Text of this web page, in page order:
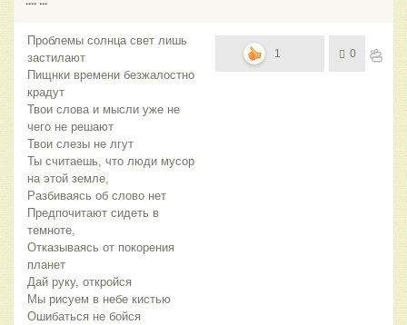
Проблемы солнца свет лишь
застилают
Пищнки времени безжалостно
крадут
Твои слова и мысли уже не
чего не решают
Твои слезы не лгут
Ты считаешь, что люди мусор
на этой земле,
Разбиваясь об слово нет
Предпочитают сидеть в
темноте,
Отказываясь от покорения
планет
Дай руку, откройся
Мы рисуем в небе кистью
Ошибаться не бойся
1 0